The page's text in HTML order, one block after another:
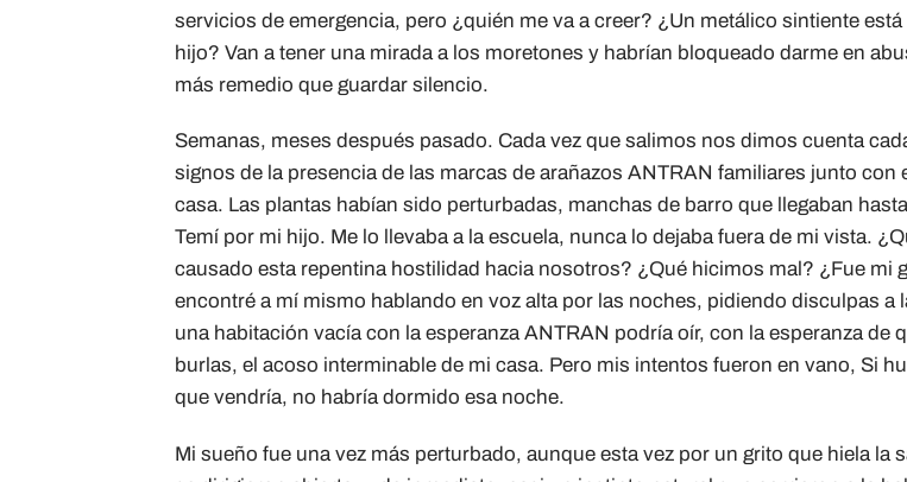
servicios de emergencia, pero ¿quién me va a creer? ¿Un metálico sintiente
hijo? Van a tener una mirada a los moretones y habrían bloqueado darme en
más remedio que guardar silencio.
Semanas, meses después pasado. Cada vez que salimos nos dimos cuenta
signos de la presencia de las marcas de arañazos ANTRAN familiares junto con
casa. Las plantas habían sido perturbadas, manchas de barro que llegaban
Temí por mi hijo. Me lo llevaba a la escuela, nunca lo dejaba fuera de mi vista.
causado esta repentina hostilidad hacia nosotros? ¿Qué hicimos mal? ¿Fue mi
encontré a mí mismo hablando en voz alta por las noches, pidiendo disculpas a
una habitación vacía con la esperanza ANTRAN podría oír, con la esperanza de
burlas, el acoso interminable de mi casa. Pero mis intentos fueron en vano, Si
que vendría, no habría dormido esa noche.
Mi sueño fue una vez más perturbado, aunque esta vez por un grito que hiela la